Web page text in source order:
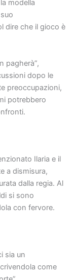
modella
dire che il gioco è
pagherà”,
dopo le
preoccupazioni,
potrebbero
Ilaria e il
a dismisura,
dalla regia. Al
si sono
con fervore.
sia un
come